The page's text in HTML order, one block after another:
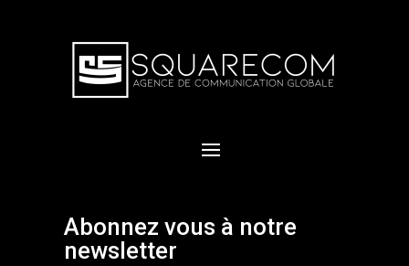
Abonnez vous à notre
newsletter